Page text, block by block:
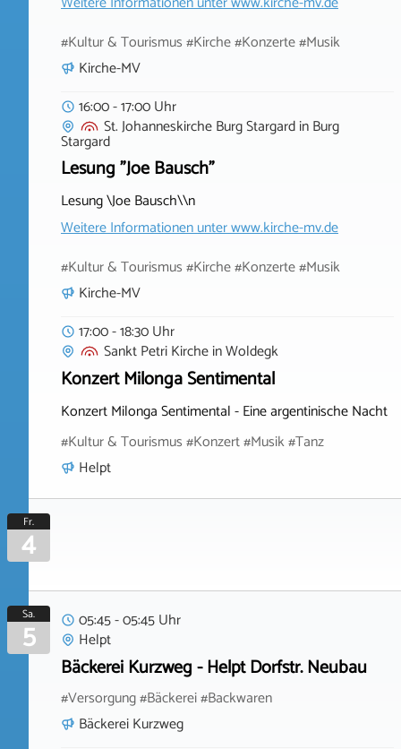
#Kultur & Tourismus #Kirche #Konzerte #Musik
Kirche-MV
16:00 - 17:00 Uhr
St. Johanneskirche Burg StargardinBurg
Stargard
Lesung "Joe Bausch"
Lesung \Joe Bausch\\n
Weitere Informationen unterwww.kirche-mv.de
#Kultur & Tourismus #Kirche #Konzerte #Musik
Kirche-MV
17:00 - 18:30 Uhr
Sankt Petri KircheinWoldegk
Konzert Milonga Sentimental
Konzert Milonga Sentimental - Eine argentinische Nacht
#Kultur & Tourismus #Konzert #Musik #Tanz
Helpt
Fr.
4
Sa.
5
05:45 - 05:45 Uhr
Helpt
Bäckerei Kurzweg - Helpt Dorfstr. Neubau
#Versorgung #Bäckerei #Backwaren
Bäckerei Kurzweg